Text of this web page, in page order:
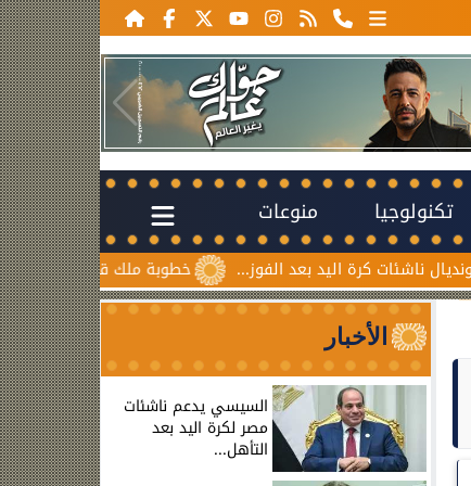
تكنولوجيا منوعات
خطوبة ملك قورة ويوسف عثمان.. اليد بعد الفوز...
الأخبار
السيسي يدعم ناشئات
مصر لكرة اليد بعد
التأهل...